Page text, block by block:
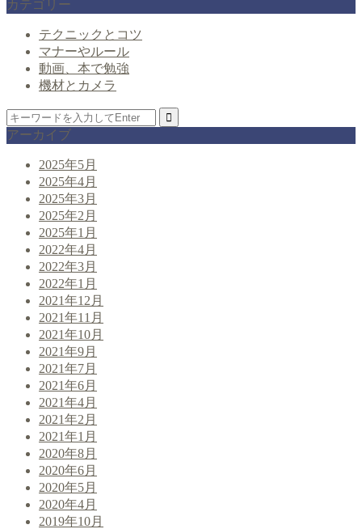
カテゴリー
テクニックとコツ
マナーやルール
動画、本で勉強
機材とカメラ
アーカイブ
2025年5月
2025年4月
2025年3月
2025年2月
2025年1月
2022年4月
2022年3月
2022年1月
2021年12月
2021年11月
2021年10月
2021年9月
2021年7月
2021年6月
2021年4月
2021年2月
2021年1月
2020年8月
2020年6月
2020年5月
2020年4月
2019年10月